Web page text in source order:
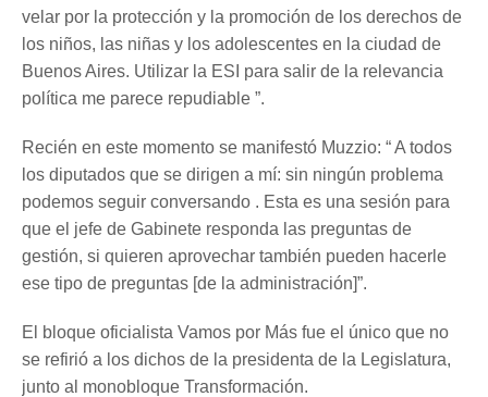
velar por la protección y la promoción de los derechos de
los niños, las niñas y los adolescentes en la ciudad de
Buenos Aires. Utilizar la ESI para salir de la relevancia
política me parece repudiable ”.
Recién en este momento se manifestó Muzzio: “ A todos
los diputados que se dirigen a mí: sin ningún problema
podemos seguir conversando . Esta es una sesión para
que el jefe de Gabinete responda las preguntas de
gestión, si quieren aprovechar también pueden hacerle
ese tipo de preguntas [de la administración]”.
El bloque oficialista Vamos por Más fue el único que no
se refirió a los dichos de la presidenta de la Legislatura,
junto al monobloque Transformación.